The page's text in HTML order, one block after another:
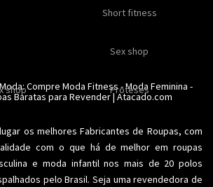
Moda íntima
Moda praia
Acessórios femininos
Moda íntima
Soutiens
Modeladores
Short fitness
Sex shop
shop Proteses
Roupas para revender
Compre Moda Fitness-Moda Feminina -
Baratas para Revender| Atacado.com
os melhoresFabricantes de Roupas, com
com o que há de melhor em roupas
e moda infantil nos mais de 20 polos
pelo Brasil. Seja uma revendedora de